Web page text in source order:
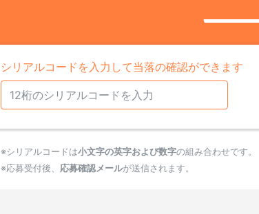
シリアルコードを入力して当落の確認ができます
※シリアルコードは小文字の英字および数字の組み合わせです。
※応募受付後、 応募確認メールが送信されます。